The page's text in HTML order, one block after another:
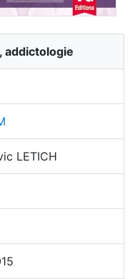
addictologie
LETICH